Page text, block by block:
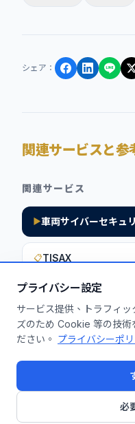
プライバシー設定
サービス提供、トラフィ
ズのため Cookie 等の技術
ださい。 プライバシーポ
必
シェア ：
関連サービスと参
関連サービス
▶車両サイバーセキュ
📋TISAX
このインサイ
無料